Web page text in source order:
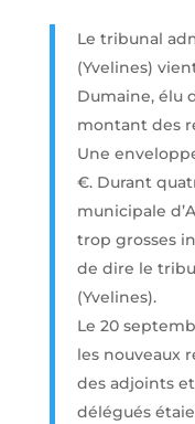
Le tribunal
(Yvelines)
Dumaine, élu
montant des
Une
€. Durant
municipale
trop grosses
de dire le
(Yvelines).
Le 20
les nouveaux
des adjoints
délégués